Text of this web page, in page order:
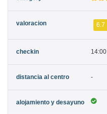
6.7
14:00
-